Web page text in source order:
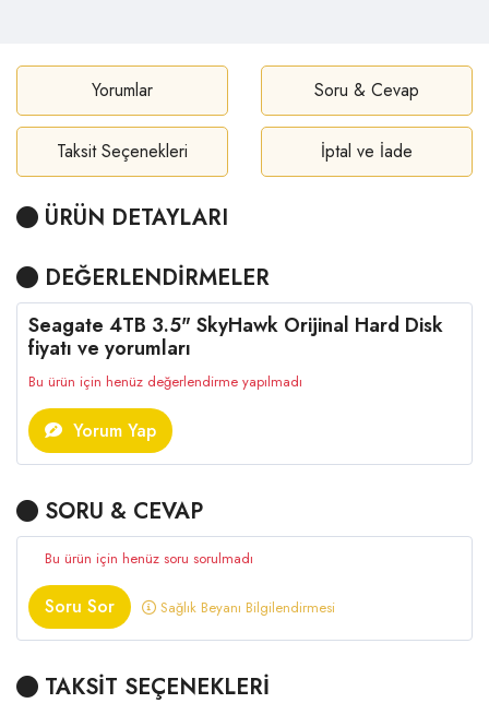
Yorumlar Soru & Cevap
Taksit Seçenekleri İptal ve İade
ÜRÜN DETAYLARI
DEĞERLENDİRMELER
Seagate 4TB 3.5" SkyHawk Orijinal Hard Disk
fiyatı ve yorumları
Bu ürün için henüz değerlendirme yapılmadı
Yorum Yap
SORU & CEVAP
Bu ürün için henüz soru sorulmadı
Soru Sor Sağlık Beyanı Bilgilendirmesi
TAKSİT SEÇENEKLERİ